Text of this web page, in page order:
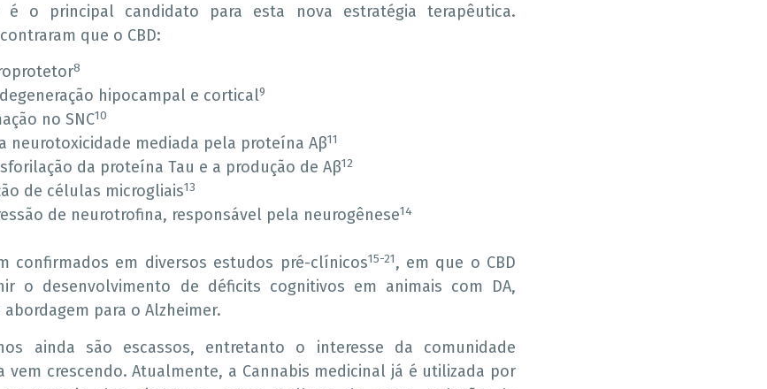
é o principal candidato para esta nova estratégia terapêutica.
que o CBD:
8
hipocampal e cortical9
no SNC10
neurotoxicidade mediada pela proteína Aβ11
da proteína Tau e a produção de Aβ12
de células microgliais13
de neurotrofina, responsável pela neurogênese14
confirmados em diversos estudos pré-clínicos15-21, em que o CBD
o desenvolvimento de déficits cognitivos em animais com DA,
para o Alzheimer.
ainda são escassos, entretanto o interesse da comunidade
vem crescendo. Atualmente, a Cannabis medicinal já é utilizada por